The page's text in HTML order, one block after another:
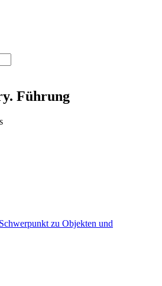
Führung
zu Objekten und